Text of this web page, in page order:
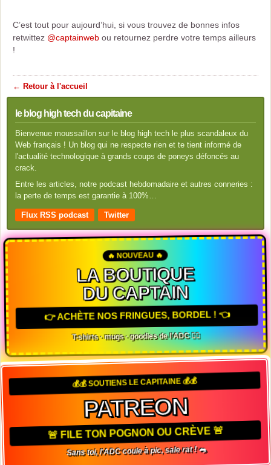
C’est tout pour aujourd’hui, si vous trouvez de bonnes infos
retwittez @captainweb ou retournez perdre votre temps ailleurs
!
← Retour à l'accueil
le blog high tech du capitaine
Bienvenue moussaillon sur le blog high tech le plus scandaleux du
Web français ! Un blog qui ne respecte rien et te tient informé de
l'actualité technologique à grands coups de poneys défoncés au
crack.
Entre les articles, notre podcast hebdomadaire et autres conneries :
la perte de temps est garantie à 100%…
Flux RSS podcast Twitter
🔥 NOUVEAU 🔥
LA BOUTIQUE
DU CAPTAIN
👉 ACHÈTE NOS FRINGUES, BORDEL ! 👈
T-shirts · mugs · goodies de l'ADC 🏴‍☠️
💰💰 SOUTIENS LE CAPITAINE 💰💰
PATREON
🚨 FILE TON POGNON OU CRÈVE 🚨
Sans toi, l'ADC coule à pic, sale rat ! 🐀